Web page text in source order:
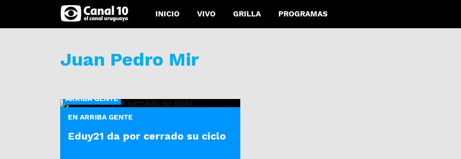
INICIO VIVO GRILLA PROGRAMAS
Juan Pedro Mir
ARRIBA GENTE
EN ARRIBA GENTE
Eduy21 da por cerrado su ciclo